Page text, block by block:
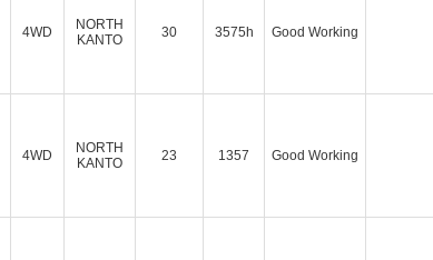
4WD
NORTH
KANTO
30 3575h Good Working
4WD
NORTH
KANTO
23 1357 Good Working